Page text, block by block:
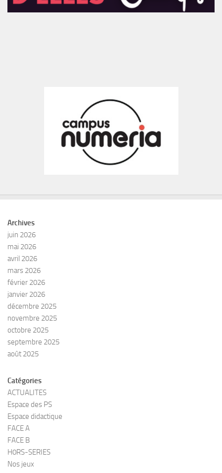
Archives
juin 2026
mai 2026
avril 2026
mars 2026
février 2026
janvier 2026
décembre 2025
novembre 2025
octobre 2025
septembre 2025
août 2025
Catégories
ACTUALITES
Espace des PS
Espace didactique
FACE A
FACE B
H0RS-SERIES
Nos jeux